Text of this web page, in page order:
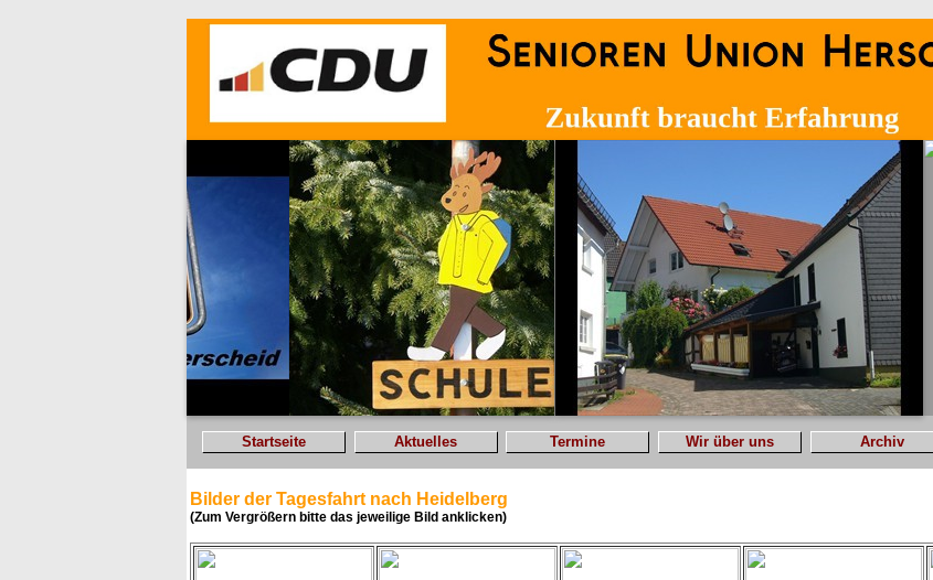
Startseite Aktuelles Termine Wir über uns Archiv
Bilder der Tagesfahrt nach Heidelberg
(Zum Vergrößern bitte das jeweilige Bild anklicken)